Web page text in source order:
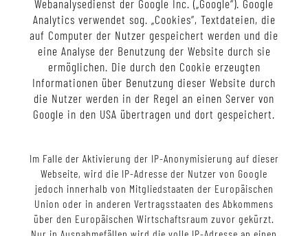
Webanalysedienst der Google Inc. („Google“). Google
Analytics verwendet sog. „Cookies“, Textdateien, die
auf Computer der Nutzer gespeichert werden und die
eine Analyse der Benutzung der Website durch sie
ermöglichen. Die durch den Cookie erzeugten
Informationen über Benutzung dieser Website durch
die Nutzer werden in der Regel an einen Server von
Google in den USA übertragen und dort gespeichert.
Im Falle der Aktivierung der IP-Anonymisierung auf dieser
Webseite, wird die IP-Adresse der Nutzer von Google
jedoch innerhalb von Mitgliedstaaten der Europäischen
Union oder in anderen Vertragsstaaten des Abkommens
über den Europäischen Wirtschaftsraum zuvor gekürzt.
Nur in Ausnahmefällen wird die volle IP-Adresse an einen